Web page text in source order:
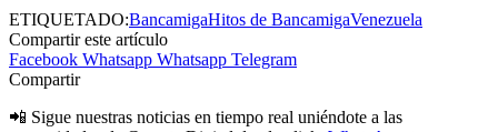
ETIQUETADO:BancamigaHitos de BancamigaVenezuela
Compartir este artículo
Facebook Whatsapp Whatsapp Telegram
Compartir
📲 Sigue nuestras noticias en tiempo real uniéndote a las